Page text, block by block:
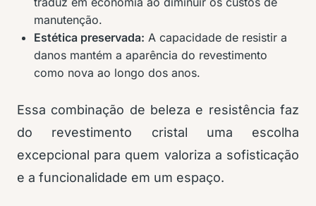
manutenção.
Estética preservada: A capacidade de resistir a
danos mantém a aparência do revestimento
como nova ao longo dos anos.
Essa combinação de beleza e resistência faz
do revestimento cristal uma escolha
excepcional para quem valoriza a sofisticação
e a funcionalidade em um espaço.